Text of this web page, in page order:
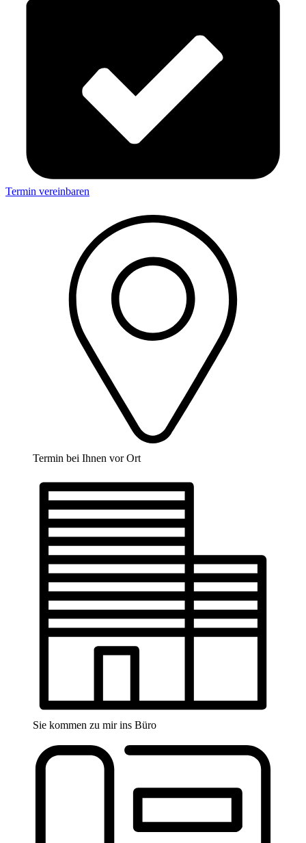
Termin vereinbaren
Termin bei Ihnen vor Ort
Sie kommen zu mir ins Büro